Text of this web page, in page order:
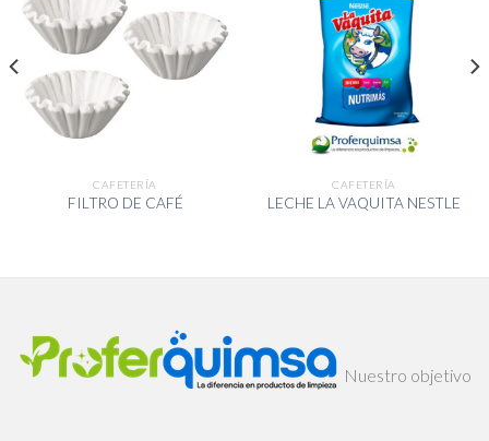
CAFETERÍA
FILTRO DE CAFÉ
CAFETERÍA
LECHE LA VAQUITA NESTLE
Nuestro objetivo